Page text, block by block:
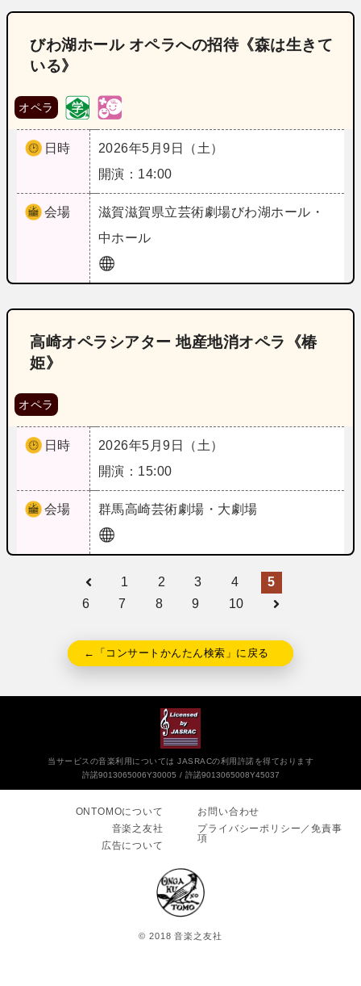
びわ湖ホール オペラへの招待《森は生きて
いる》
オペラ
日時
2026年5月9日（土）
開演：14:00
会場 滋賀滋賀県立芸術劇場びわ湖ホール・
中ホール
高崎オペラシアター 地産地消オペラ《椿
姫》
オペラ
日時
2026年5月9日（土）
開演：15:00
会場 群馬高崎芸術劇場・大劇場
1 2 3 4
5
6
7 8 9 10
←「コンサートかんたん検索」に戻る
当サービスの音楽利用については JASRACの利用許諾を得ております
許諾9013065006Y30005
許諾9013065008Y45037
ONTOMOについて
音楽之友社
広告について
お問い合わせ
プライバシーポリシー／免責事
項
© 2018 音楽之友社